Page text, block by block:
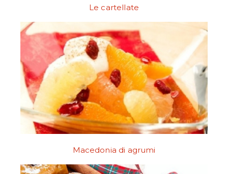
Le cartellate
Macedonia di agrumi